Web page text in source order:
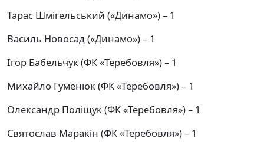
Тарас Шмігельський («Динамо») – 1
Василь Новосад («Динамо») – 1
Ігор Бабельчук (ФК «Теребовля») – 1
Михайло Гуменюк (ФК «Теребовля») – 1
Олександр Поліщук (ФК «Теребовля») – 1
Святослав Маракін (ФК «Теребовля») – 1